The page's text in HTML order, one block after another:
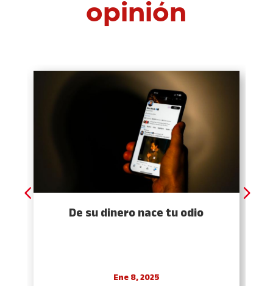
opinión
De su dinero nace tu odio
Ene 8, 2025